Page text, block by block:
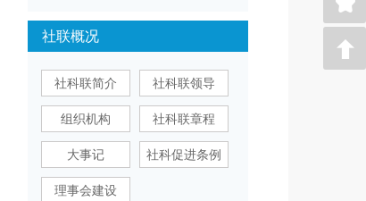
社联概况
社科联简介 社科联领导
组织机构 社科联章程
大事记 社科促进条例
理事会建设